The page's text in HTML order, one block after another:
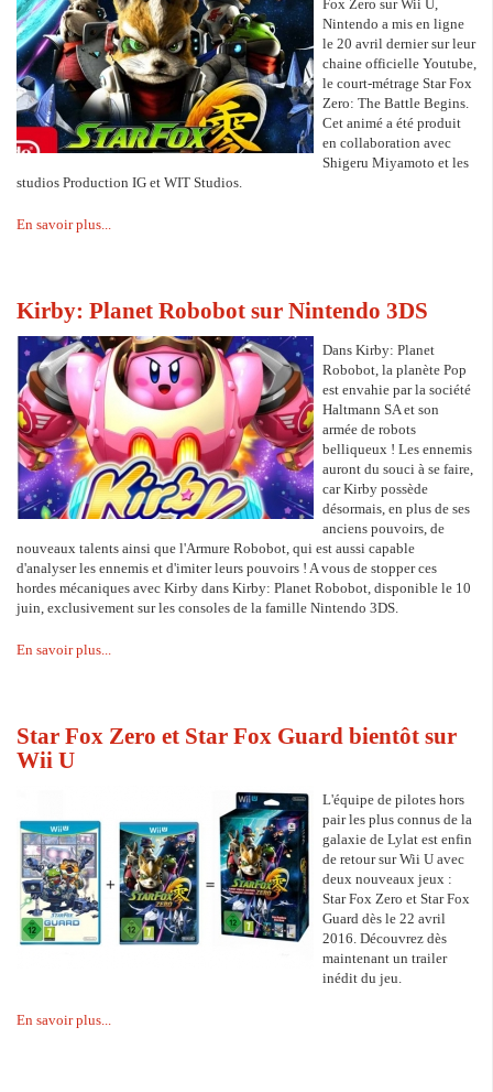
Fox Zero sur Wii U,
Nintendo a mis en ligne
le 20 avril dernier sur leur
chaine officielle Youtube,
le court-métrage Star Fox
Zero: The Battle Begins.
Cet animé a été produit
en collaboration avec
Shigeru Miyamoto et les
studios Production IG et WIT Studios.
En savoir plus...
Kirby: Planet Robobot sur Nintendo 3DS
Dans Kirby: Planet
Robobot, la planète Pop
est envahie par la société
Haltmann SA et son
armée de robots
belliqueux ! Les ennemis
auront du souci à se faire,
car Kirby possède
désormais, en plus de ses
anciens pouvoirs, de
nouveaux talents ainsi que l'Armure Robobot, qui est aussi capable
d'analyser les ennemis et d'imiter leurs pouvoirs ! A vous de stopper ces
hordes mécaniques avec Kirby dans Kirby: Planet Robobot, disponible le 10
juin, exclusivement sur les consoles de la famille Nintendo 3DS.
En savoir plus...
Star Fox Zero et Star Fox Guard bientôt sur
Wii U
L'équipe de pilotes hors
pair les plus connus de la
galaxie de Lylat est enfin
de retour sur Wii U avec
deux nouveaux jeux :
Star Fox Zero et Star Fox
Guard dès le 22 avril
2016. Découvrez dès
maintenant un trailer
inédit du jeu.
En savoir plus...